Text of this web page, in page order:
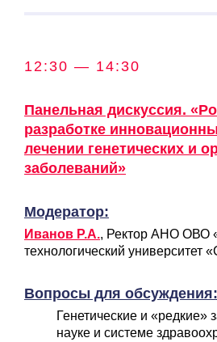
12:30 — 14:30
Панельная дискуссия.
разработке
лечении генетических и
заболеваний»
Модератор:
Иванов Р.А., Ректор АНО ОВО
технологический университет
Вопросы для обсуждения:
Генетические и «редкие»
науке и системе